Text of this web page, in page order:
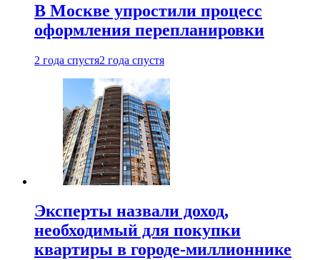
В Москве упростили процесс
оформления перепланировки
2 года спустя2 года спустя
Эксперты назвали доход,
необходимый для покупки
квартиры в городе-миллионнике